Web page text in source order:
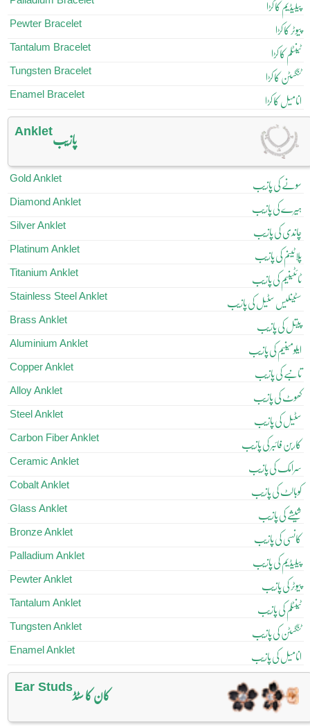
پیلیڈیم کا کڑا
Pewter Bracelet پیوٹر کا کڑا
Tantalum Bracelet ٹینٹلم کا کڑا
Tungsten Bracelet ٹنگسٹن کا کڑا
Enamel Bracelet انامیل کا کڑا
Ankletپازیب
Gold Anklet سونے کی پازیب
Diamond Anklet ہیرے کی پازیب
Silver Anklet چاندی کی پازیب
Platinum Anklet پلاٹینم کی پازیب
Titanium Anklet ٹائٹینیم کی پازیب
Stainless Steel Anklet سٹینلیس سٹیل کی پازیب
Brass Anklet پیتل کی پازیب
Aluminium Anklet ایلومینیم کی پازیب
Copper Anklet تانبے کی پازیب
Alloy Anklet کھوٹ کی پازیب
Steel Anklet سٹیل کی پازیب
Carbon Fiber Anklet کاربن فائبر کی پازیب
Ceramic Anklet سرامک کی پازیب
Cobalt Anklet کوبالٹ کی پازیب
Glass Anklet شیشے کی پازیب
Bronze Anklet کانسی کی پازیب
Palladium Anklet پیلیڈیم کی پازیب
Pewter Anklet پیوٹر کی پازیب
Tantalum Anklet ٹینٹلم کی پازیب
Tungsten Anklet ٹنگسٹن کی پازیب
Enamel Anklet انامیل کی پازیب
Ear Studsکان کا سٹڈ